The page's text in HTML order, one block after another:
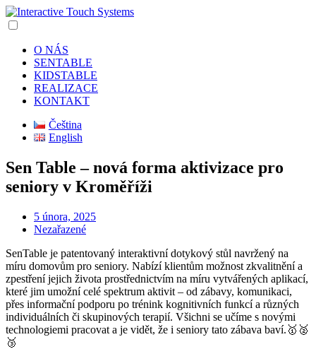
O NÁS
SENTABLE
KIDSTABLE
REALIZACE
KONTAKT
Čeština
English
Sen Table – nová forma aktivizace pro
seniory v Kroměříži
5 února, 2025
Nezařazené
SenTable je patentovaný interaktivní dotykový stůl navržený na
míru domovům pro seniory. Nabízí klientům možnost zkvalitnění a
zpestření jejich života prostřednictvím na míru vytvářených aplikací,
které jim umožní celé spektrum aktivit – od zábavy, komunikaci,
přes informační podporu po trénink kognitivních funkcí a různých
individuálních či skupinových terapií. Všichni se učíme s novými
technologiemi pracovat a je vidět, že i seniory tato zábava baví.🥇🥈
🥉